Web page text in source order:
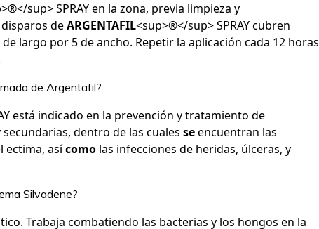
sup> SPRAY en la zona, previa limpieza y
deARGENTAFIL<sup>®</sup> SPRAY cubren
largo por 5 de ancho. Repetir la aplicación cada 12 horas
de Argentafil?
está indicado en la prevención y tratamiento de
dentro de las cuales seencuentran las
ectima, asícomo las infecciones de heridas, úlceras, y
Silvadene?
Trabaja combatiendo las bacterias y los hongos en la